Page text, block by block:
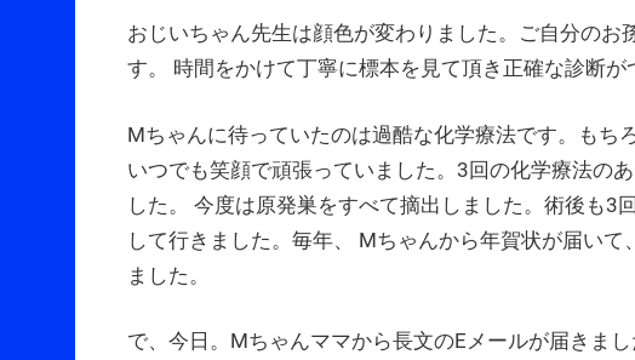
おじいちゃん先生は顔色が変わりました。ご自分の
す。 時間をかけて丁寧に標本を見て頂き正確な診断が
Mちゃんに待っていたのは過酷な化学療法です。もち
いつでも笑顔で頑張っていました。3回の化学療法の
した。 今度は原発巣をすべて摘出しました。術後も3
して行きました。毎年、 Mちゃんから年賀状が届い
ました。
で、今日。Mちゃんママから長文のEメールが届きま